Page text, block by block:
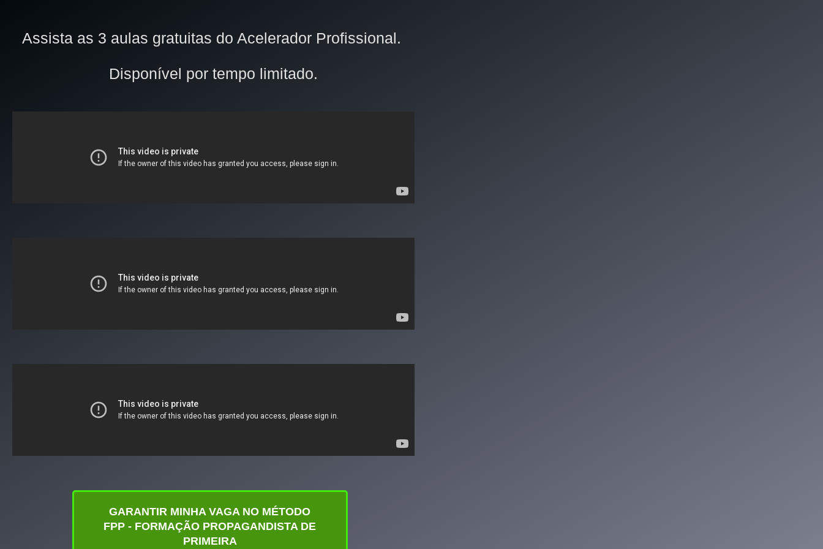
Assista as 3 aulas gratuitas do Acelerador Profissional.
Disponível por tempo limitado.
GARANTIR MINHA VAGA NO MÉTODO
FPP - FORMAÇÃO PROPAGANDISTA DE
PRIMEIRA